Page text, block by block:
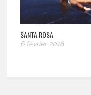
SANTA ROSA
6 février 2018